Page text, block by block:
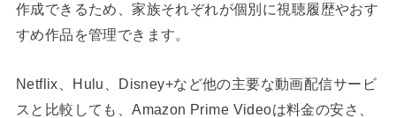
作成できるため、家族それぞれが個別に視聴履歴やおす
すめ作品を管理できます。
Netflix、Hulu、Disney+など他の主要な動画配信サービ
スと比較しても、Amazon Prime Videoは料金の安さ、